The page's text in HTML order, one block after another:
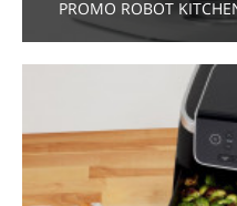
PROMO ROBOT